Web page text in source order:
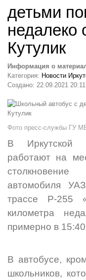
детьми
недалеко
Кутулик
Информация о
Категория: Новости
Создано: 22.09.2021 20:11
Фото пресс-службы ГУ
В Иркутской
работают на
автомобиля
трассе Р-255
километра
примерно в
В автобусе,
школьников,